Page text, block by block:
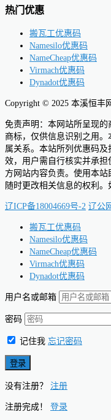
热门优惠
搬瓦工优惠码
Namesilo优惠码
NameCheap优惠码
Virmach优惠码
Dynadot优惠码
Copyright © 2025 本溪恒丰
免责声明：本网站所呈现
商标，仅供信息识别之用
属关系。本站所列优惠码
效，用户需自行核实并承
方网站内容负责。使用本
随时更改相关信息的权利。
辽ICP备18004669号-2 辽公
搬瓦工优惠码
Namesilo优惠码
NameCheap优惠码
Virmach优惠码
Dynadot优惠码
用户名或邮箱
密码
记住我 忘记密码
没有注册？ 注册
注册完成！ 登录